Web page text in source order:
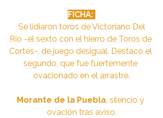
FICHA:
Río -el sexto con el hierro de Toros de
Cortes-, de juego desigual. Destacó el
segundo, que fue fuertemente
ovacionado en el arrastre.
Morante de la Puebla, silencio y
ovación tras aviso.